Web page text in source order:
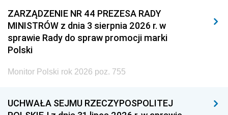
2011 2010 2009
2008 2007 2006
2005
1996 1995 1994
ZARZĄDZENIE NR 44 PREZESA RADY
MINISTRÓW z dnia 3 sierpnia 2026 r. w
sprawie Rady do spraw promocji marki
Polski
Monitor Polski rok 2026 poz. 755
UCHWAŁA SEJMU RZECZYPOSPOLITEJ